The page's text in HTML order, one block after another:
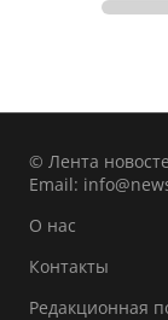
© Лента
Email:
О нас
Контакты
Редакционная